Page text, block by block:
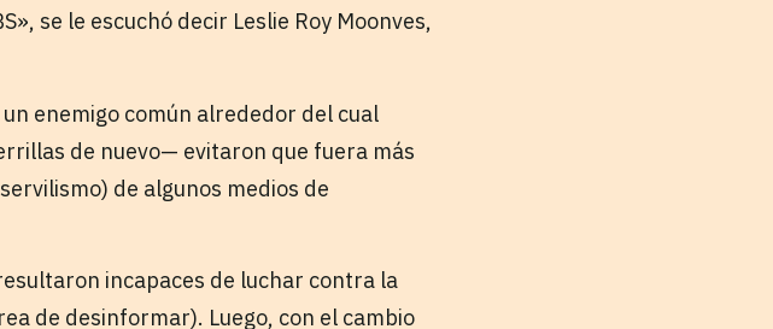
se le escuchó decir Leslie Roy Moonves,
enemigo común alrededor del cual
de nuevo— evitaron que fuera más
de algunos medios de
incapaces de luchar contra la
de desinformar). Luego, con el cambio